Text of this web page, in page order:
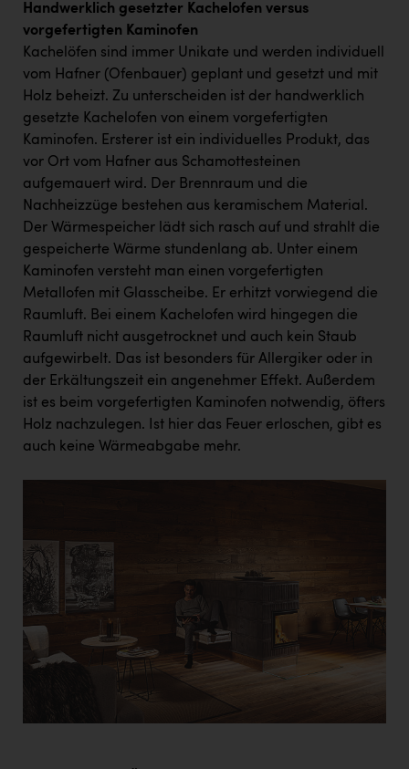
Handwerklich gesetzter Kachelofen versus
vorgefertigten Kaminofen
Kachelöfen sind immer Unikate und werden individuell
vom Hafner (Ofenbauer) geplant und gesetzt und mit
Holz beheizt. Zu unterscheiden ist der handwerklich
gesetzte Kachelofen von einem vorgefertigten
Kaminofen. Ersterer ist ein individuelles Produkt, das
vor Ort vom Hafner aus Schamottesteinen
aufgemauert wird. Der Brennraum und die
Nachheizzüge bestehen aus keramischem Material.
Der Wärmespeicher lädt sich rasch auf und strahlt die
gespeicherte Wärme stundenlang ab. Unter einem
Kaminofen versteht man einen vorgefertigten
Metallofen mit Glasscheibe. Er erhitzt vorwiegend die
Raumluft. Bei einem Kachelofen wird hingegen die
Raumluft nicht ausgetrocknet und auch kein Staub
aufgewirbelt. Das ist besonders für Allergiker oder in
der Erkältungszeit ein angenehmer Effekt. Außerdem
ist es beim vorgefertigten Kaminofen notwendig, öfters
Holz nachzulegen. Ist hier das Feuer erloschen, gibt es
auch keine Wärmeabgabe mehr.